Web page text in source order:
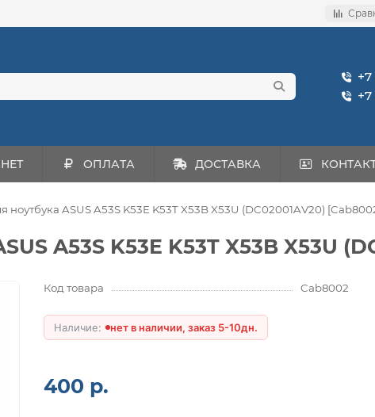
ОПЛАТА ДОСТАВКА
ASUS A53S K53E K53T X53B X53U (DC02001AV20)
A53S K53E K53T X53B X53U
Код товара Cab8002
нет в наличии, заказ 5-10дн.
400 р.